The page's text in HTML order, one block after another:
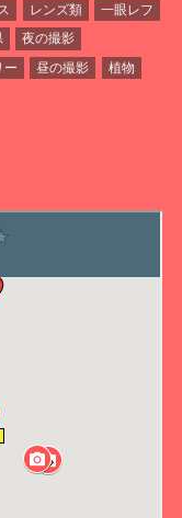
レンズ類
一眼レフ
夜の撮影
ー 昼の撮影
植物